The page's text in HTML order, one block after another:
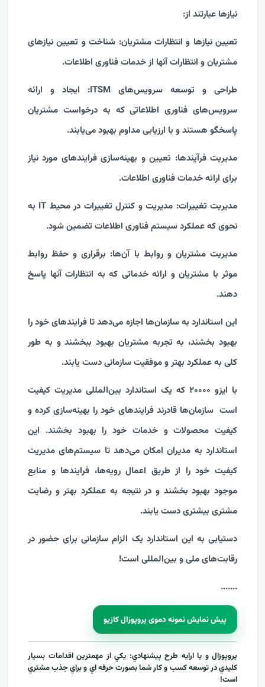
نیازها عبارتند از:
تعیین نیازها و انتظارات مشتریان: شناخت و تعیین نیازهای
مشتریان و انتظارات آنها از خدمات فناوری اطلاعات.
طراحی و توسعه سرویس‌های ITSM: ایجاد و ارائه
سرویس‌های فناوری اطلاعاتی که به درخواست مشتریان
پاسخگو هستند و با ارزیابی مداوم بهبود می‌یابند.
مدیریت فرآیندها: تعیین و بهینه‌سازی فرایندهای مورد نیاز
برای ارائه خدمات فناوری اطلاعات.
مدیریت تغییرات: مدیریت و کنترل تغییرات در محیط IT به
نحوی که عملکرد سیستم فناوری اطلاعات تضمین شود.
مدیریت مشتریان و روابط با آن‌ها: برقراری و حفظ روابط
موثر با مشتریان و ارائه خدماتی که به انتظارات آنها پاسخ
دهند.
این استاندارد به سازمان‌ها اجازه می‌دهد تا فرایندهای خود را
بهبود بخشند، به تجربه مشتریان بهبود ببخشند و به طور
کلی به عملکرد بهتر و موفقیت سازمانی دست یابند.
با ایزو ۲۰۰۰۰ که یک استاندارد بین‌المللی مدیریت کیفیت
است سازمان‌ها قادرند فرایندهای خود را بهینه‌سازی کرده و
کیفیت محصولات و خدمات خود را بهبود بخشند. این
استاندارد به مدیران امکان می‌دهد تا سیستم‌های مدیریت
کیفیت خود را از طریق اعمال رویه‌ها، فرایندها و منابع
موجود بهبود بخشند و در نتیجه به عملکرد بهتر و رضایت
مشتری بیشتری دست یابند.
دستیابی به این استاندارد یک الزام سازمانی برای حضور در
رقابت‌های ملی و بین‌المللی است!
...
....
پیش نمایش نمونه دموی پروپوزال کازیو
پروپوزال و يا ارايه طرح پيشنهادي: يکي از مهمترين اقدامات بسيار
کليدي در توسعه کسب و کار شما بصورت حرفه اي و براي جذب مشتري
است!